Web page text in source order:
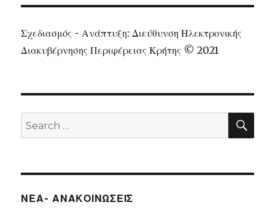
Σχεδιασμός - Ανάπτυξη: Διεύθυνση Ηλεκτρονικής
Διακυβέρνησης Περιφέρειας Κρήτης © 2021
Search
for:
ΝΕΑ- ΑΝΑΚΟΙΝΩΣΕΙΣ